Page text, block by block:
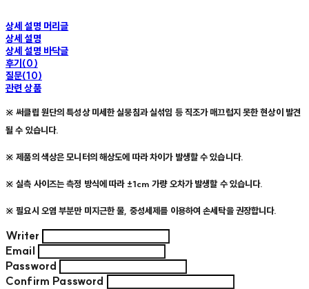
상세 설명 머리글
상세 설명
상세 설명 바닥글
후기(0)
질문(10)
관련 상품
※ 써클립 원단의 특성상 미세한 실뭉침과 실섞임 등 직조가 매끄럽지 못한 현상이 발견
될 수 있습니다.
※ 제품의 색상은 모니터의 해상도에 따라 차이가 발생할 수 있습니다.
※ 실측 사이즈는 측정 방식에 따라 ±1cm 가량 오차가 발생할 수 있습니다.
※ 필요시 오염 부분만 미지근한 물, 중성세제를 이용하여 손세탁을 권장합니다.
Writer
Email
Password
Confirm Password